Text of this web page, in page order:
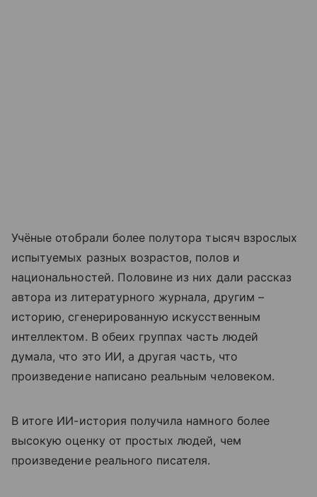
Учёные отобрали более полутора тысяч взрослых
испытуемых разных возрастов, полов и
национальностей. Половине из них дали рассказ
автора из литературного журнала, другим –
историю, сгенерированную искусственным
интеллектом. В обеих группах часть людей
думала, что это ИИ, а другая часть, что
произведение написано реальным человеком.
В итоге ИИ-история получила намного более
высокую оценку от простых людей, чем
произведение реального писателя.